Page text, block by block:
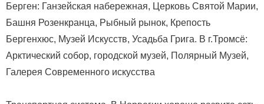
Берген: Ганзейская набережная, Церковь Святой Марии,
Башня Розенкранца, Рыбный рынок, Крепость
Бергенхюс, Музей Искусств, Усадьба Грига. В г.Тромсё:
Арктический собор, городской музей, Полярный Музей,
Галерея Современного искусства